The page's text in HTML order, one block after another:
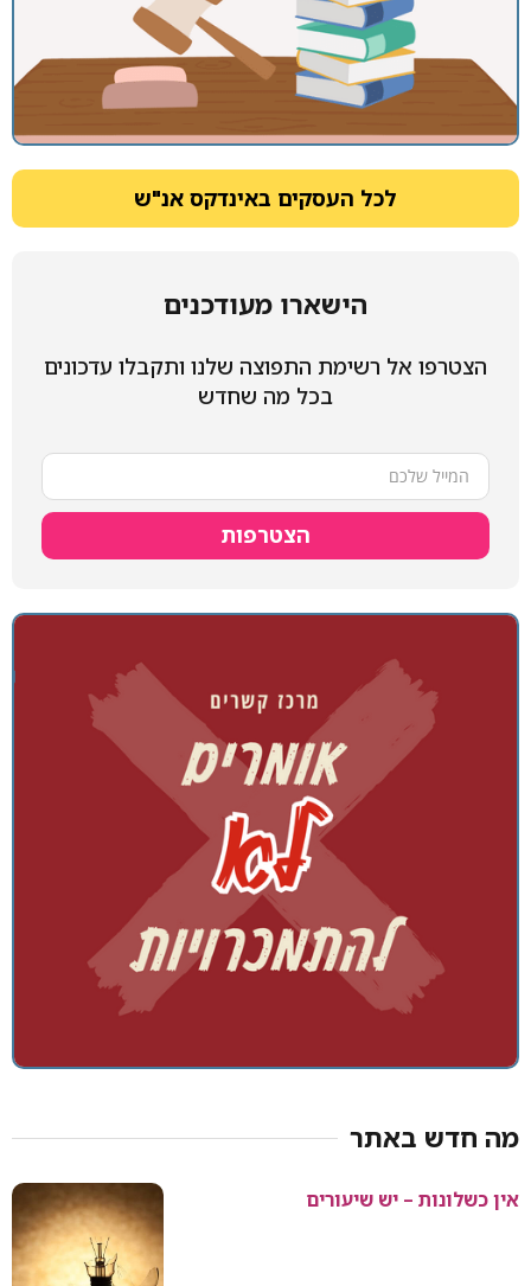
לכל העסקים באינדקס אנ"ש
הישארו מעודכנים
הצטרפו אל רשימת התפוצה שלנו ותקבלו עדכונים
בכל מה שחדש
הצטרפות
מה חדש באתר
אין כשלונות – יש שיעורים